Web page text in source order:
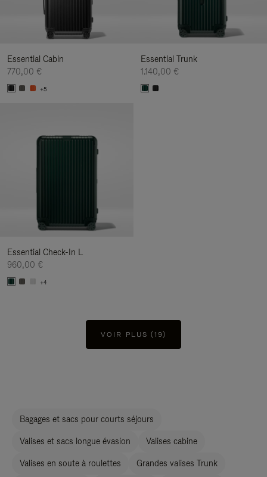
Essential Cabin
770,00 €
+5
Essential Trunk
1.140,00 €
Essential Check-In L
960,00 €
+4
VOIR PLUS (19)
Bagages et sacs pour courts séjours
Valises et sacs longue évasion Valises cabine
Valises en soute à roulettes Grandes valises Trunk